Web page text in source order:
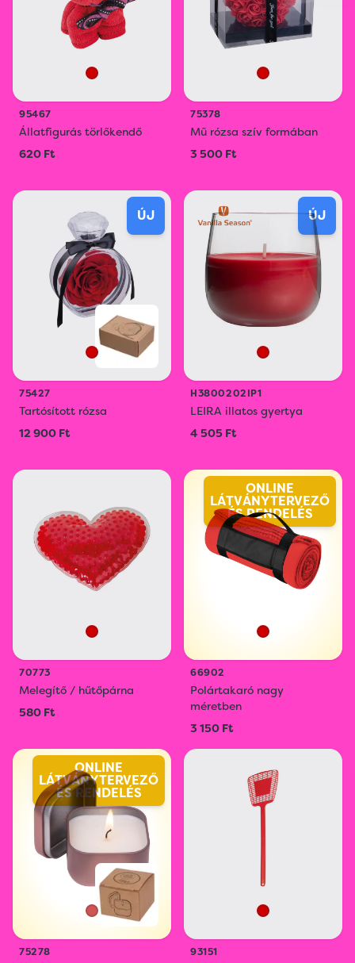
95467
Állatfigurás törlőkendő
620 Ft
75378
Mű rózsa szív formában
3 500 Ft
ÚJ
75427
Tartósított rózsa
12 900 Ft
ÚJ
H3800202IP1
LEIRA illatos gyertya
4 505 Ft
70773
Melegítő / hűtőpárna
580 Ft
ONLINE
LÁTVÁNYTERVEZŐ
ÉS RENDELÉS
66902
Polártakaró nagy
méretben
3 150 Ft
ONLINE
LÁTVÁNYTERVEZŐ
ÉS RENDELÉS
75278 93151